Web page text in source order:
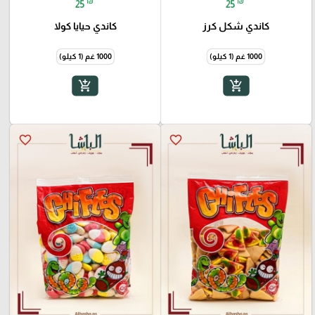
25
كاندي شكل كرز
1000 غم (1 كيلو)
add_shopping_cart
25
كاندي حيايا كولا
1000 غم (1 كيلو)
add_shopping_cart
favorite_border
favorite_border